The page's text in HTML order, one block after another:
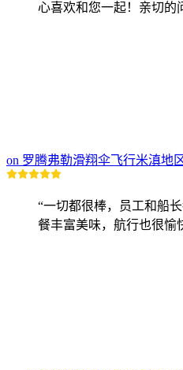
心喜欢和您一起！亲切的
on 罗腾弗勒滑翔伞飞行米滇地
“一切都很棒，员工和船
餐丰富美味，航行也很愉